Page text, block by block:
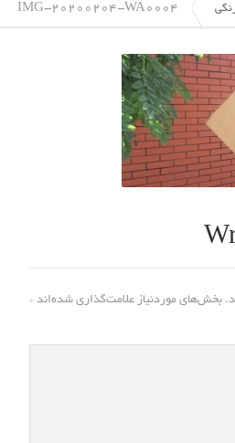
IMG-20200204-WA0004
بخش‌های موردنیاز علامت‌گذاری شده‌اند *